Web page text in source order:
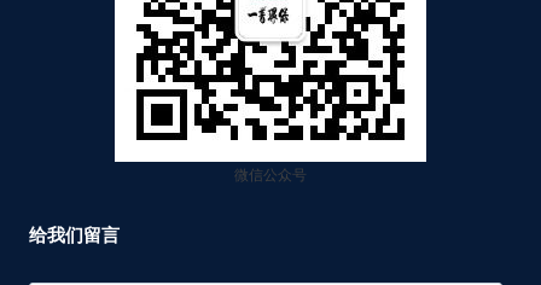
微信公众号
给我们留言